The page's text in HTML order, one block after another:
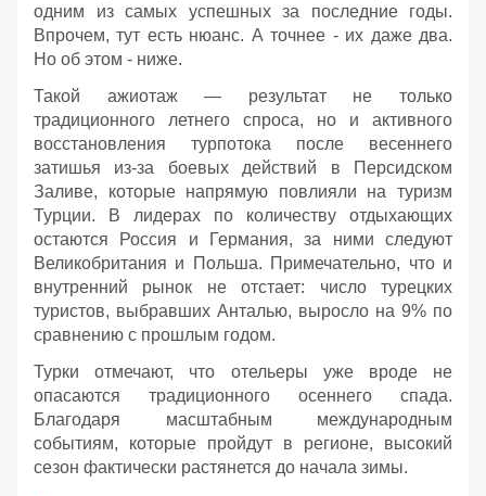
одним из самых успешных за последние годы.
Впрочем, тут есть нюанс. А точнее - их даже два.
Но об этом - ниже.
Такой ажиотаж — результат не только
традиционного летнего спроса, но и активного
восстановления турпотока после весеннего
затишья из-за боевых действий в Персидском
Заливе, которые напрямую повлияли на туризм
Турции. В лидерах по количеству отдыхающих
остаются Россия и Германия, за ними следуют
Великобритания и Польша. Примечательно, что и
внутренний рынок не отстает: число турецких
туристов, выбравших Анталью, выросло на 9% по
сравнению с прошлым годом.
Турки отмечают, что отельеры уже вроде не
опасаются традиционного осеннего спада.
Благодаря масштабным международным
событиям, которые пройдут в регионе, высокий
сезон фактически растянется до начала зимы.